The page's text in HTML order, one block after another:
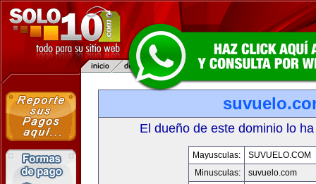
El dueño de este dominio lo
Mayusculas:
SUVUELO.COM
Minusculas:
suvuelo.com